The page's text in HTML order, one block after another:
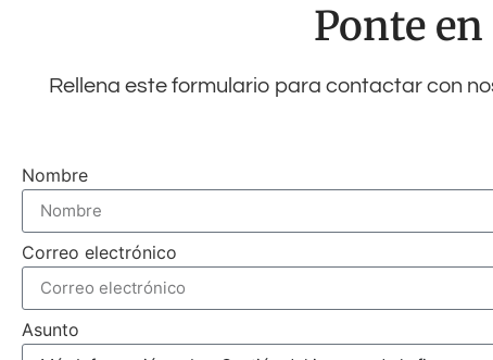
Ponte
Rellena este formulario para contactar con
Nombre
Correo electrónico
Asunto